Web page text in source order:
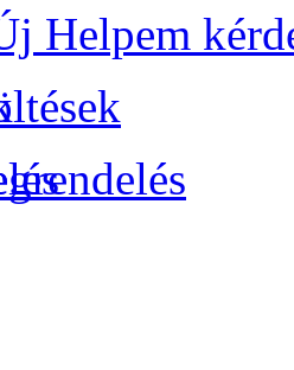
Helpem